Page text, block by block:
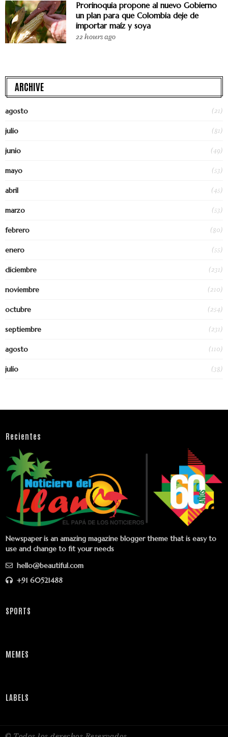
Prorinoquia propone al nuevo Gobierno
un plan para que Colombia deje de
importar maíz y soya
22 hours ago
ARCHIVE
agosto (21)
julio (81)
junio (49)
mayo (53)
abril (45)
marzo (53)
febrero (80)
enero (55)
diciembre (231)
noviembre (210)
octubre (254)
septiembre (231)
agosto (110)
julio (38)
Recientes
Newspaper is an amazing magazine blogger theme that is easy to
use and change to fit your needs
hello@beautiful.com
+91 60521488
SPORTS
MEMES
LABELS